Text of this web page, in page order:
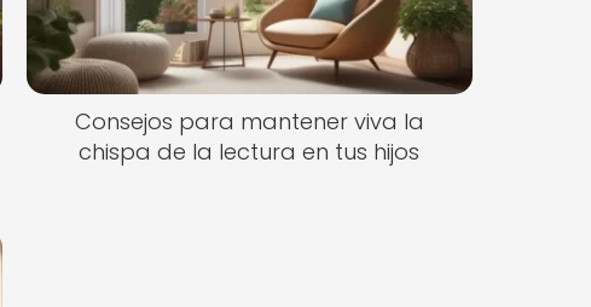
Consejos para mantener viva la
chispa de la lectura en tus hijos